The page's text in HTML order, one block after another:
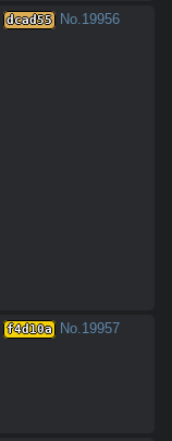
dcad55 No. 19956
f4d10a No.19957